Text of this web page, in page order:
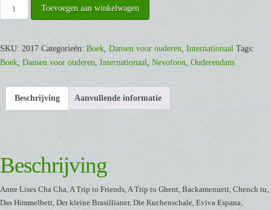
ISDC
2007
/
een
dansen
voor
Toevoegen aan winkelwagen
SKU: 2017 Categorieën: Boek, Dansen voor ouderen, Internationaal Tags:
Boek, Dansen voor ouderen, Internationaal, Nevofoon, Ouderendans
Beschrijving Aanvullende informatie
Beschrijving
Anne Lises Cha Cha, A Trip to Friends, A Trip to Ghent, Backamenuett, Chench tu,
Das Himmelbett, Der kleine Brasillianer, Die Kuchenschale, Eviva Espana,